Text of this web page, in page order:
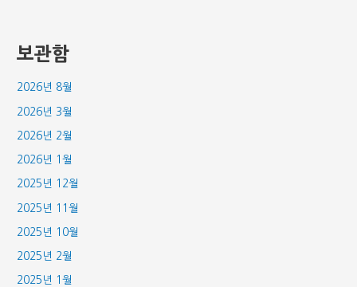
보관함
2026년 8월
2026년 3월
2026년 2월
2026년 1월
2025년 12월
2025년 11월
2025년 10월
2025년 2월
2025년 1월